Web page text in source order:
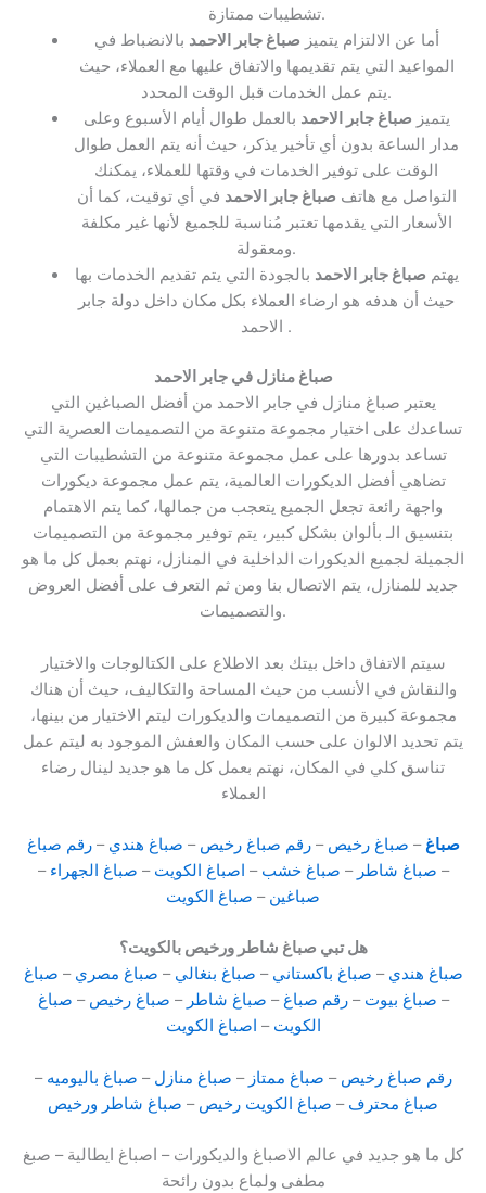
تشطيبات ممتازة.
أما عن الالتزام يتميز صباغ جابر الاحمد بالانضباط في
المواعيد التي يتم تقديمها والاتفاق عليها مع العملاء، حيث
يتم عمل الخدمات قبل الوقت المحدد.
يتميز صباغ جابر الاحمد بالعمل طوال أيام الأسبوع وعلى
مدار الساعة بدون أي تأخير يذكر، حيث أنه يتم العمل طوال
الوقت على توفير الخدمات في وقتها للعملاء، يمكنك
التواصل مع هاتف صباغ جابر الاحمد في أي توقيت، كما أن
الأسعار التي يقدمها تعتبر مُناسبة للجميع لأنها غير مكلفة
ومعقولة.
يهتم صباغ جابر الاحمد بالجودة التي يتم تقديم الخدمات بها
حيث أن هدفه هو ارضاء العملاء بكل مكان داخل دولة جابر
الاحمد .
صباغ منازل في جابر الاحمد
يعتبر صباغ منازل في جابر الاحمد من أفضل الصباغين التي
تساعدك على اختيار مجموعة متنوعة من التصميمات العصرية التي
تساعد بدورها على عمل مجموعة متنوعة من التشطيبات التي
تضاهي أفضل الديكورات العالمية، يتم عمل مجموعة ديكورات
واجهة رائعة تجعل الجميع يتعجب من جمالها، كما يتم الاهتمام
بتنسيق الـ بألوان بشكل كبير، يتم توفير مجموعة من التصميمات
الجميلة لجميع الديكورات الداخلية في المنازل، نهتم بعمل كل ما هو
جديد للمنازل، يتم الاتصال بنا ومن ثم التعرف على أفضل العروض
والتصميمات.
سيتم الاتفاق داخل بيتك بعد الاطلاع على الكتالوجات والاختيار
والنقاش في الأنسب من حيث المساحة والتكاليف، حيث أن هناك
مجموعة كبيرة من التصميمات والديكورات ليتم الاختيار من بينها،
يتم تحديد الالوان على حسب المكان والعفش الموجود به ليتم عمل
تناسق كلي في المكان، نهتم بعمل كل ما هو جديد لينال رضاء
العملاء
صباغ– صباغ رخيص –رقم صباغ رخيص – صباغ هندي –رقم صباغ
– صباغ شاطر – صباغ خشب – اصباغ الكويت – صباغ الجهراء –
صباغين – صباغ الكويت
هل تبي صباغ شاطر ورخيص بالكويت؟
صباغ هندي – صباغ باكستاني – صباغ بنغالي – صباغ مصري – صباغ
– صباغ بيوت –رقم صباغ – صباغ شاطر – صباغ رخيص – صباغ
الكويت – اصباغ الكويت
رقم صباغ رخيص – صباغ ممتاز – صباغ منازل – صباغ باليوميه –
صباغ محترف – صباغ الكويت رخيص – صباغ شاطر ورخيص
كل ما هو جديد في عالم الاصباغ والديكورات – اصباغ ايطالية – صبغ
مطفى ولماع بدون رائحة